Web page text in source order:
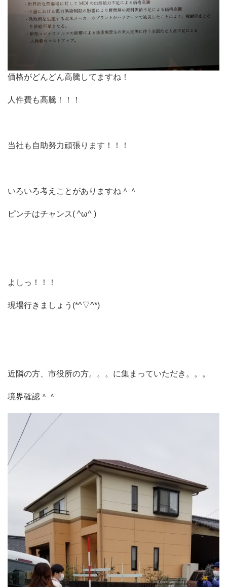
価格がどんどん高騰してますね！
人件費も高騰！！！
当社も自助努力頑張ります！！！
いろいろ考えことがありますね＾＾
ピンチはチャンス( ^ω^ )
よしっ！！！
現場行きましょう(*^▽^*)
近隣の方、市役所の方。。。に集まっていただき。。。
境界確認＾＾